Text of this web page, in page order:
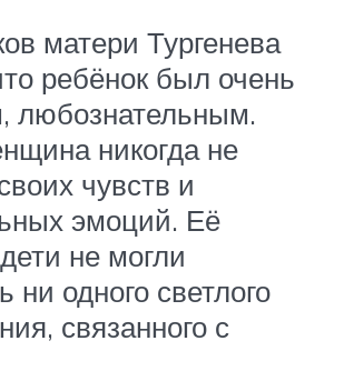
матери Тургенева
ребёнок был очень
любознательным.
никогда не
чувств и
эмоций. Её
не могли
ни одного светлого
связанного с